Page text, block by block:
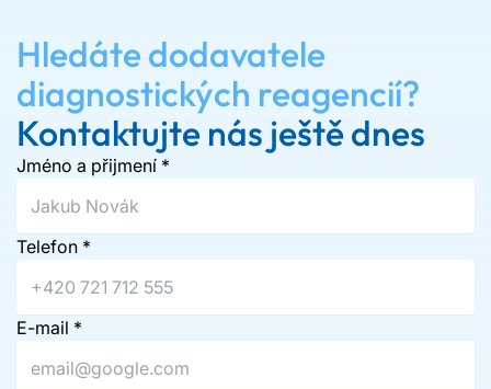
Hledáte dodavatele
diagnostických reagencií?
Kontaktujte nás ještě dnes
Jméno a přijmení *
Telefon *
E-mail *